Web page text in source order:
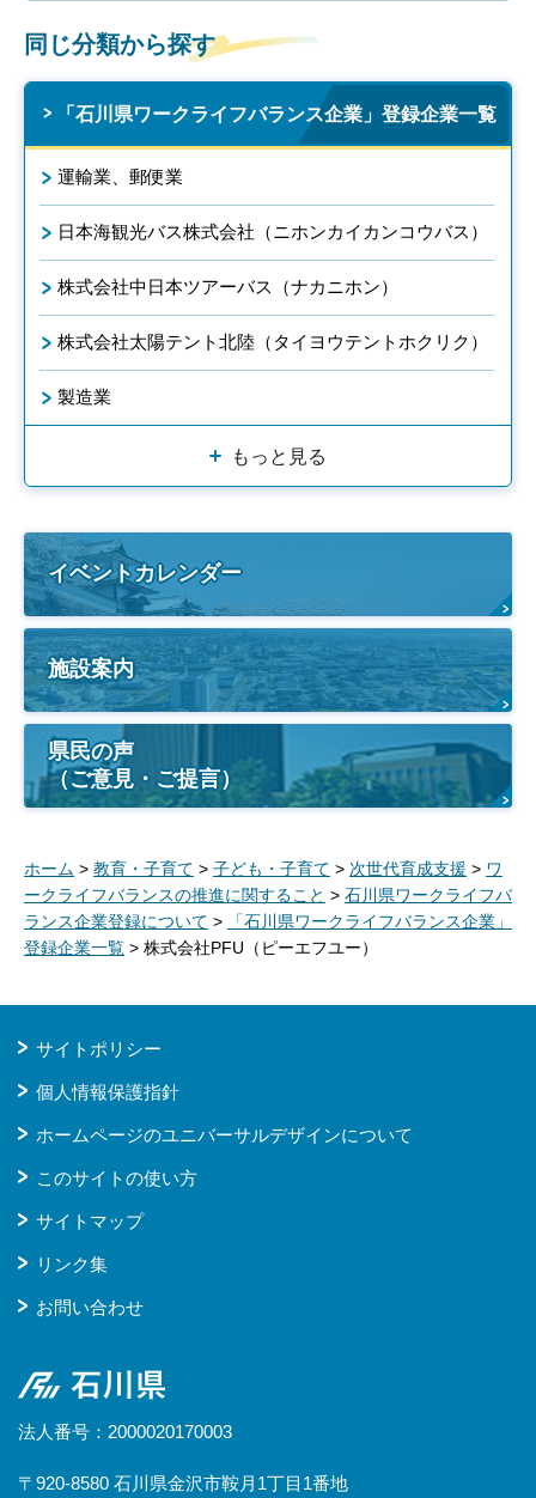
同じ分類から探す
「石川県ワークライフバランス企業」登録企業一覧
運輸業、郵便業
日本海観光バス株式会社（ニホンカイカンコウバス）
株式会社中日本ツアーバス（ナカニホン）
株式会社太陽テント北陸（タイヨウテントホクリク）
製造業
もっと見る
イベントカレンダー
施設案内
県民の声
（ご意見・ご提言）
ホーム > 教育・子育て > 子ども・子育て > 次世代育成支援 > ワ
ークライフバランスの推進に関すること > 石川県ワークライフバ
ランス企業登録について >
「石川県ワークライフバランス企業」
登録企業一覧 > 株式会社PFU（ピーエフユー）
サイトポリシー
個人情報保護指針
ホームページのユニバーサルデザインについて
このサイトの使い方
サイトマップ
リンク集
お問い合わせ
石川県
法人番号：2000020170003
〒920-8580 石川県金沢市鞍月1丁目1番地